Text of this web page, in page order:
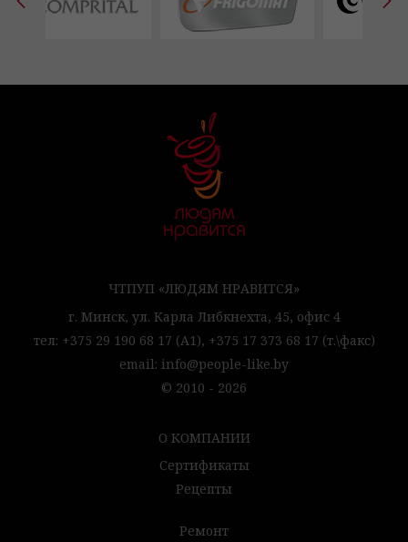
ЧТПУП «ЛЮДЯМ НРАВИТСЯ»
г. Минск, ул. Карла Либкнехта, 45, офис 4
тел: +375 29 190 68 17 (А1), +375 17 373 68 17 (т.\факс)
email: info@people-like.by
© 2010 - 2026
О КОМПАНИИ
Сертификаты
Рецепты
Ремонт